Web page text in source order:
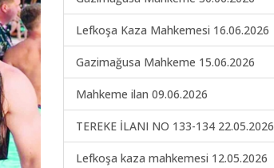
Lefkoşa Kaza Mahkemesi 16.06.2026
Gazimağusa Mahkeme 15.06.2026
Mahkeme ilan 09.06.2026
TEREKE İLANI NO 133-134 22.05.2026
Lefkoşa kaza mahkemesi 12.05.2026